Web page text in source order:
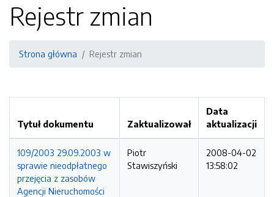
Rejestr zmian
Strona główna Rejestr zmian
Tytuł dokumentu Zaktualizował
Data
aktualizacji
109/2003 29.09.2003 w
sprawie nieodpłatnego
przejęcia z zasobów
Agencji Nieruchomości
Piotr
Stawiszyński
2008-04-02
13:58:02